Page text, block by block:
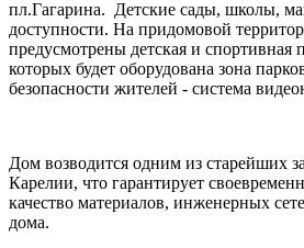
пл.Гагарина. Детские сады, школы,
доступности. На придомовой
предусмотрены детская и спортивная
которых будет оборудована зона
безопасности жителей - система
Дом возводится одним из старейших
Карелии, что гарантирует
качество материалов, инженерных
дома.